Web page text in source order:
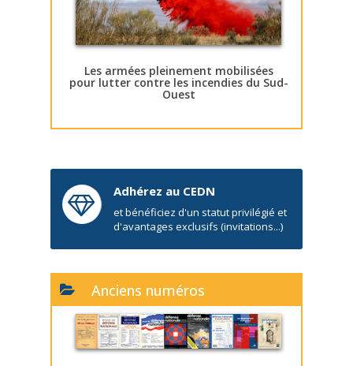
Les armées pleinement mobilisées
pour lutter contre les incendies du Sud-
Ouest
Adhérez au CEDN
et bénéficiez d'un statut privilégié et
d'avantages exclusifs (invitations...)
Anciens numéros